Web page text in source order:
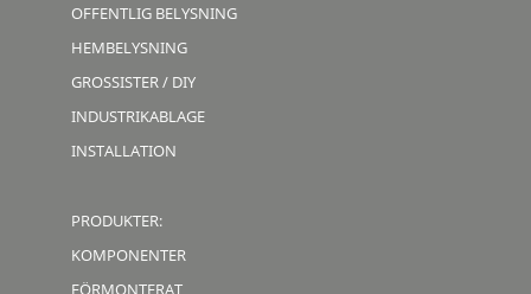
OFFENTLIG BELYSNING
HEMBELYSNING
GROSSISTER / DIY
INDUSTRIKABLAGE
INSTALLATION
PRODUKTER:
KOMPONENTER
FÖRMONTERAT